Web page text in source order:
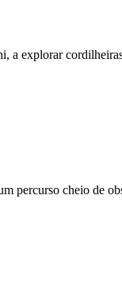
a explorar
percurso cheio de